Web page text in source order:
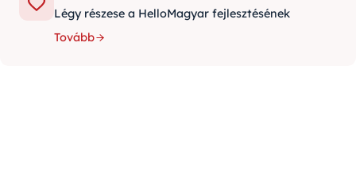
Légy részese a HelloMagyar fejlesztésének
Tovább